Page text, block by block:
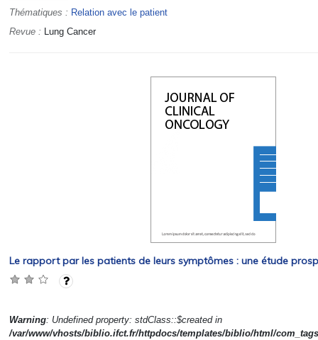
Thématiques : Relation avec le patient
Revue : Lung Cancer
Le rapport par les patients de leurs symptômes : une étude
Warning: Undefined property: stdClass::$created in
/var/www/vhosts/biblio.ifct.fr/httpdocs/templates/biblio/html/